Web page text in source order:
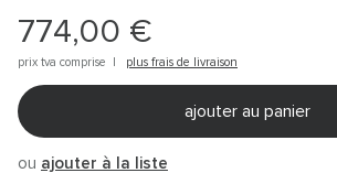
774,00 €
prix tva comprise | plus frais de livraison
ajouter au panier
ou ajouter à la liste